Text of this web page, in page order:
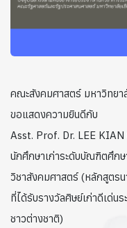
คณะสังคมศาสตร์ มหาวิทยา
ขอแสดงความยินดีกับ
Asst. Prof. Dr. LEE KIAN
นักศึกษาเก่าระดับบัณฑิตศึก
วิชาสังคมศาสตร์ (หลักสูตรน
ที่ได้รับรางวัลศิษย์เก่าดีเด่
ชาวต่างชาติ)